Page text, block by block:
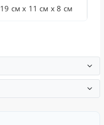
19 см x 11 см x 8 см